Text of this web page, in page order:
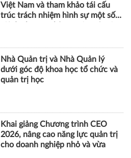
Việt Nam và tham khảo tái cấu
trúc trách nhiệm hình sự một số
Nhà Quản trị và Nhà Quản lý
dưới góc độ khoa học tổ chức và
quản trị học
Khai giảng Chương trình CEO
2026, nâng cao năng lực quản trị
cho doanh nghiệp nhỏ và vừa